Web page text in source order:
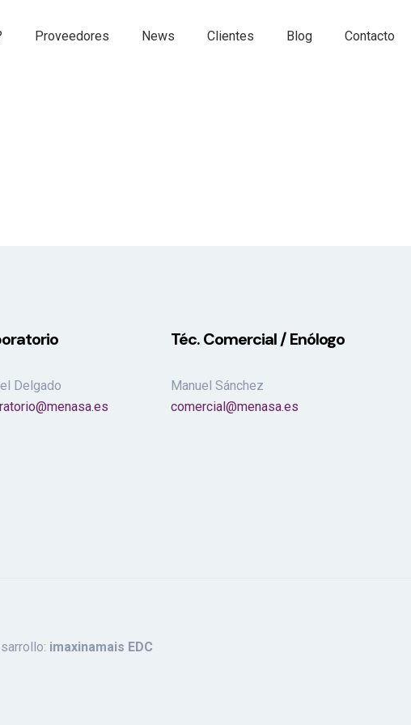
Proveedores News Clientes Blog Contacto
Delgado
Téc. Comercial / Enólogo
Manuel Sánchez
comercial@menasa.es
imaxinamais EDC